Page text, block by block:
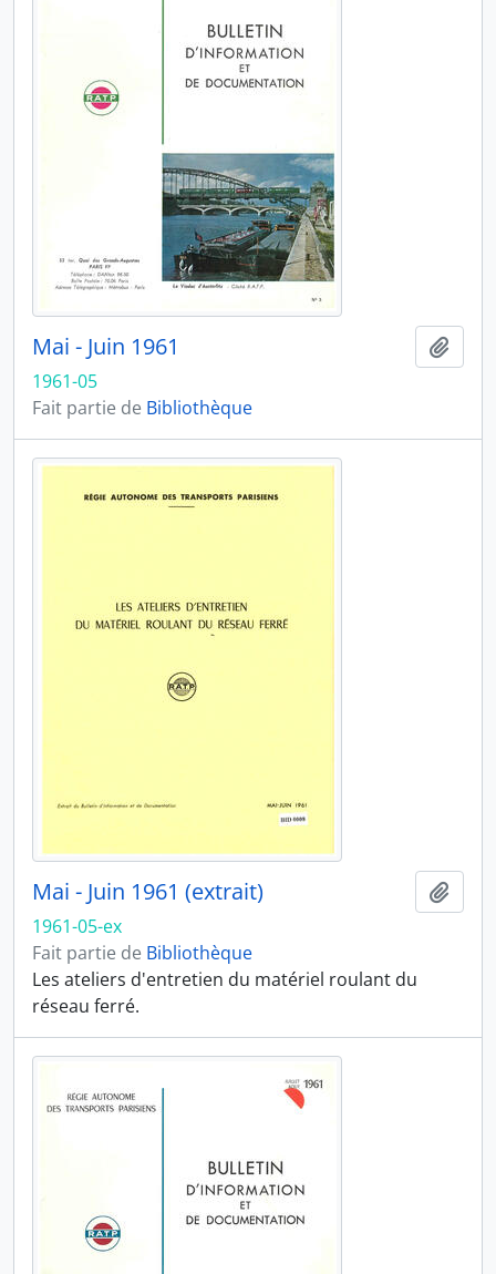
Mai - Juin 1961
1961-05
Fait partie de Bibliothèque
Mai - Juin 1961 (extrait)
1961-05-ex
Fait partie de Bibliothèque
Les ateliers d'entretien du matériel roulant du
réseau ferré.